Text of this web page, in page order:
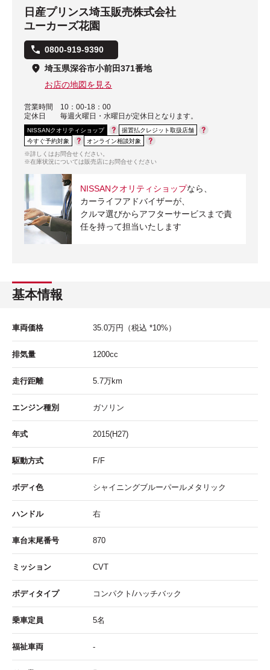
日産プリンス埼玉販売株式会社
ユーカーズ花園
0800-919-9390
埼玉県深谷市小前田371番地
お店の地図を見る
営業時間
10：00-18：00
定休日
毎週火曜日・水曜日が定休日となります。
NISSANクオリティショップ
据置払クレジット取扱店舗
今すぐ予約対象
オンライン相談対象
※詳しくはお問合せください。
※在庫状況については販売店にお問合せください
NISSANクオリティショップなら、
カーライフアドバイザーが、
クルマ選びからアフターサービスまで責
任を持って担当いたします
基本情報
車両価格 35.0万円 （税込 *10%）
排気量 1200cc
走行距離 5.7万km
エンジン種別 ガソリン
年式 2015(H27)
駆動方式 F/F
ボディ色 シャイニングブルーパールメタリック
ハンドル 右
車台末尾番号 870
ミッション CVT
ボディタイプ コンパクト/ハッチバック
乗車定員 5名
福祉車両 -